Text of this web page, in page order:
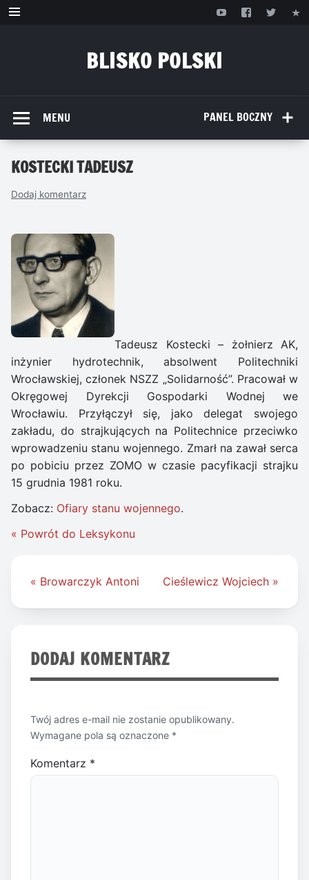
Przejdź
BLISKO POLSKI
PANEL BOCZNY
MENU
KOSTECKI TADEUSZ
Dodaj komentarz
Tadeusz Kostecki – żołnierz AK,
inżynier hydrotechnik, absolwent Politechniki
Wrocławskiej, członek NSZZ „Solidarność”. Pracował w
Okręgowej Dyrekcji Gospodarki Wodnej we
Wrocławiu. Przyłączył się, jako delegat swojego
zakładu, do strajkujących na Politechnice przeciwko
wprowadzeniu stanu wojennego. Zmarł na zawał serca
po pobiciu przez ZOMO w czasie pacyfikacji strajku
15 grudnia 1981 roku.
Zobacz: Ofiary stanu wojennego.
« Powrót do Leksykonu
Nawigacja
« Browarczyk Antoni Cieślewicz Wojciech »
DODAJ KOMENTARZ
Twój adres e-mail nie zostanie opublikowany.
Wymagane pola są oznaczone *
Komentarz *